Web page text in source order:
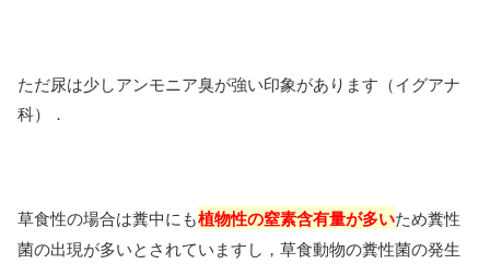
ただ尿は少しアンモニア臭が強い印象があります（イグアナ
科）．
草食性の場合は糞中にも植物性の窒素含有量が多いため糞性
菌の出現が多いとされていますし，草食動物の糞性菌の発生